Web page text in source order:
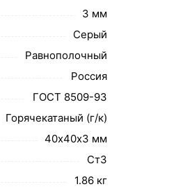
3 мм
Серый
Равнополочный
Россия
ГОСТ 8509-93
Горячекатаный (г/к)
40х40х3 мм
Ст3
1.86 кг